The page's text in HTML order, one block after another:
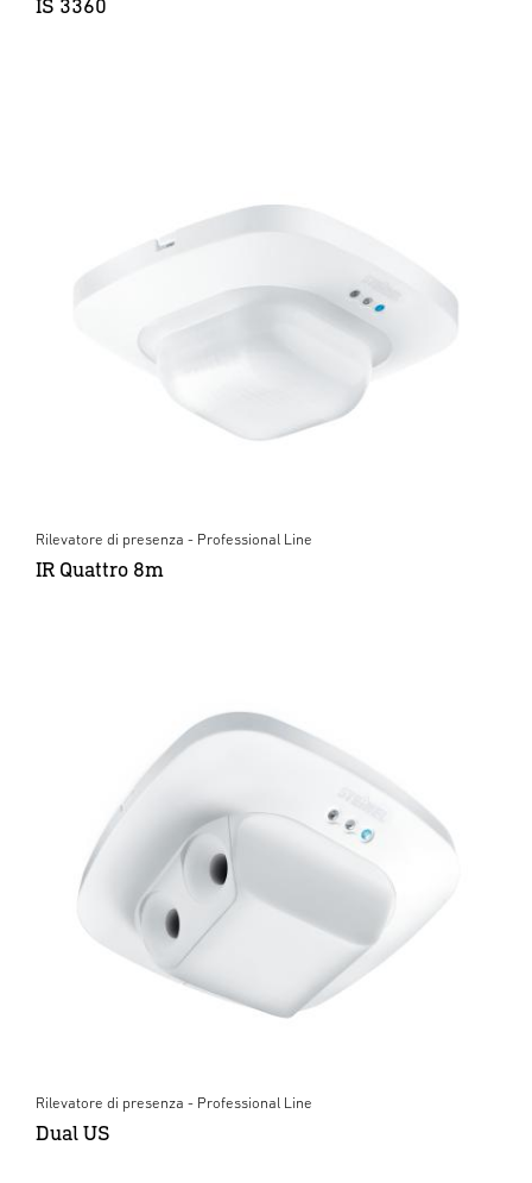
IS 3360
Rilevatore di presenza - Professional Line
IR Quattro 8m
Rilevatore di presenza - Professional Line
Dual US